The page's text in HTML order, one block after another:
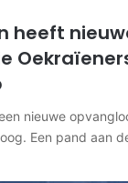
heeft
nieuwe
Een pand aan